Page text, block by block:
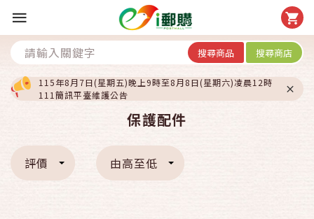
搜尋商品 搜尋商店
115年8月7日(星期五)晚上9時至8月8日(星期六)凌晨12時
111簡訊平臺維護公告
保護配件
評價 由高至低